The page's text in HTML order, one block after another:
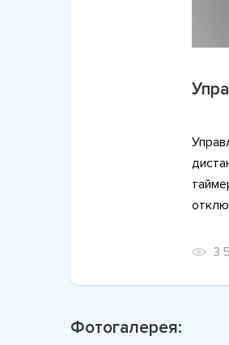
3
Фотогалерея: